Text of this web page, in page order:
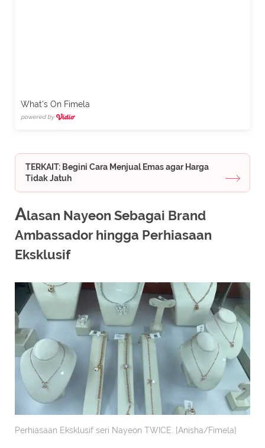
What's On Fimela
powered by
TERKAIT: Begini Cara Menjual Emas agar Harga
Tidak Jatuh
Alasan Nayeon Sebagai Brand
Ambassador hingga Perhiasaan
Eksklusif
Perhiasaan Eksklusif seri Nayeon TWICE. [Anisha/Fimela]